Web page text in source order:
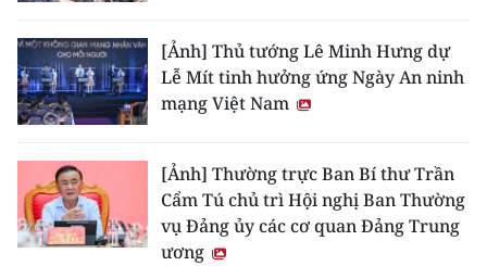
[Ảnh] Thủ tướng Lê Minh Hưng dự
Lễ Mít tinh hưởng ứng Ngày An ninh
mạng Việt Nam
[Ảnh] Thường trực Ban Bí thư Trần
Cẩm Tú chủ trì Hội nghị Ban Thường
vụ Đảng ủy các cơ quan Đảng Trung
ương